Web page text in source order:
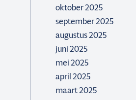
oktober 2025
september 2025
augustus 2025
juni 2025
mei 2025
april 2025
maart 2025